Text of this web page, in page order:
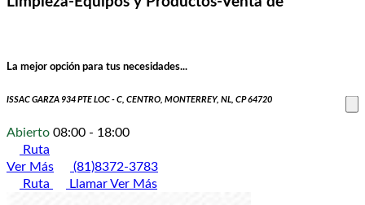
La mejor opción para tus necesidades...
ISSAC GARZA 934 PTE LOC - C, CENTRO, MONTERREY, NL, CP 64720
Abierto 08:00 - 18:00
Ruta
Ver Más
(81)8372-3783
Ruta
LlamarVer Más